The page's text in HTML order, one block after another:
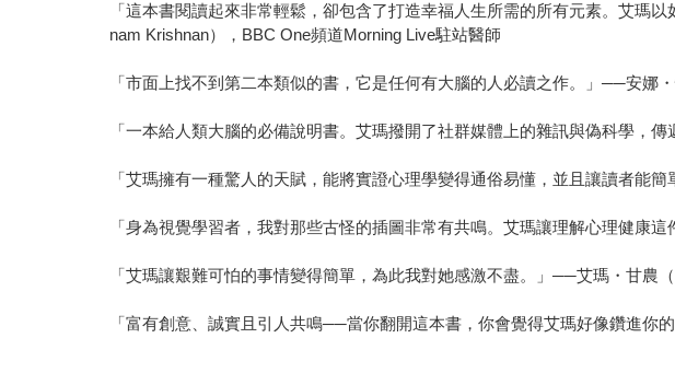
「這本書閱讀起來非常輕鬆，卻包含了打造幸福人生所需的所有元素。艾瑪
nam Krishnan），BBC One頻道Morning Live駐站醫師
「市面上找不到第二本類似的書，它是任何有大腦的人必讀之作。」──安娜
「一本給人類大腦的必備說明書。艾瑪撥開了社群媒體上的雜訊與偽科學，
「艾瑪擁有一種驚人的天賦，能將實證心理學變得通俗易懂，並且讓讀者能
「身為視覺學習者，我對那些古怪的插圖非常有共鳴。艾瑪讓理解心理健康
「艾瑪讓艱難可怕的事情變得簡單，為此我對她感激不盡。」──艾瑪・甘農
「富有創意、誠實且引人共鳴──當你翻開這本書，你會覺得艾瑪好像鑽進